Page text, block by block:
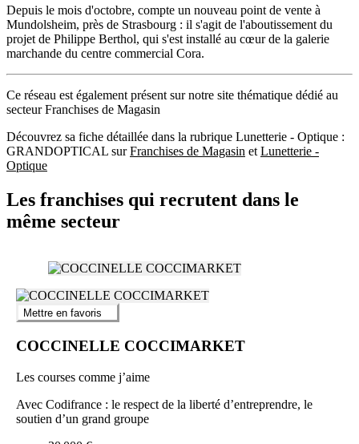
Depuis le mois d'octobre, compte un nouveau point de vente à
Mundolsheim, près de Strasbourg : il s'agit de l'aboutissement du
projet de Philippe Berthol, qui s'est installé au cœur de la galerie
marchande du centre commercial Cora.
Ce réseau est également présent sur notre site thématique dédié au
secteur Franchises de Magasin
Découvrez sa fiche détaillée dans la rubrique Lunetterie - Optique :
GRANDOPTICAL surFranchises de Magasin et Lunetterie -
Optique
Les franchises qui recrutent dans le
même secteur
Mettre en favoris
COCCINELLE COCCIMARKET
Les courses comme j’aime
Avec Codifrance : le respect de la liberté d’entreprendre, le
soutien d’un grand groupe